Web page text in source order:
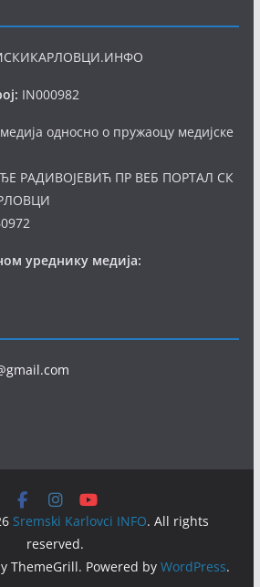
IN000982
односно о пружаоцу медијске
РАДИВОЈЕВИЋ ПР ВЕБ ПОРТАЛ СК
уреднику медија:
Sremski Karlovci INFO. All rights
reserved.
ThemeGrill. Powered by WordPress.